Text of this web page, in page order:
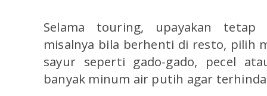
Selama touring, upayakan tetap
misalnya bila berhenti di resto, pilih
sayur seperti gado-gado, pecel
banyak minum air putih agar